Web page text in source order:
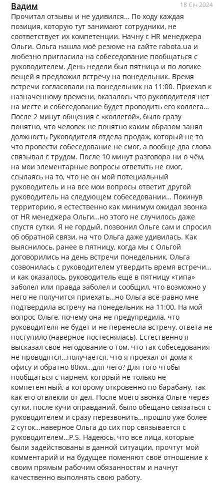
Вадим 18 Січ 2024
Прочитал отзывы и не удивился… По ходу каждая
позиция, которую тут занимают сотрудники, не
соответствует их компетенции. Начну с HR менеджера
Ольги. Ольга нашла моё резюме на сайте rabota.ua и
любезно пригласила на собеседование пообщаться с
руководителем. День недели был пятница и по логике
вещей я предложил встречу на понедельник. Время
встречи согласовали на понедельник на 11:00. Приехав к
назначенному времени, оказалось что руководителя нет
на месте и собеседование будет проводить его коллега…
После 2 минут общения с «коллегой», было сразу
понятно, что человек не понятно каким образом занял
должность Руководителя отдела продаж, который не то
что провести собеседование не смог, а вообще два слова
связывал с трудом. После 10 минут разговора ни о чём,
на мои элементарные вопросы ответить не смог,
ссылаясь на то, что не он мой потециальный
руководитель и на все мои вопросы ответит другой
руководитель на следующем собеседовании… Покинув
территорию, я естественно как минимум ожидал звонка
от HR менеджера Ольги…но этого не случилось даже
спустя сутки. Я не гордый, позвонил Ольге сам и спросил
об обратной связи, на что Ольга даже удивилась. Как
выяснилось, ранее в пятницу, когда мы с Ольгой
договорились на день встречи понедельник, Ольга
созвонилась с руководителем утвердить время встречи…
и как оказалось, руководитель ещё в пятницу «типа»
заболел или правда заболел и сообщил, что возможно у
него не получится приехать…но Ольга всё-равно мне
подтвердила встречу на понедельник на 11:00. На мой
вопрос Ольге, почему она не предупредила, что
руководителя не будет и не перенесла встречу, ответа не
поступило (наверное постеснялась). Естественно я
высказал своё негодование о том, что так собеседования
не проводятся…получается, что я проехал от дома к
офису и обратно 80км…для чего? Для того чтобы
пообщаться с парнем, который не только не
компетентный, а которому откровенно по барабану, так
как его отвлекли от дел. После моего звонка Ольге через
сутки, после кучи оправданий, было обещано связаться с
руководителем и сразу перезвонить…прошло уже более
2 суток…наверное Ольга до сих пор связывается с
руководителем…P.S. Надеюсь, что все лица, которые
были задействованы в данной ситуации, прочтут мой
комментарий и на будущее поменяют своё отношение к
своим прямым рабочим обязанностям и начнут
качественно выполнять свою работу.